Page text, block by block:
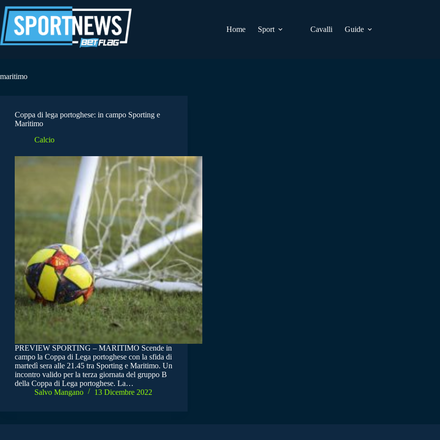
al
contenuto
Home
Sport Cavalli Guide
maritimo
Coppa di lega portoghese: in campo Sporting e
Maritimo
Calcio
PREVIEW SPORTING – MARITIMO Scende in
campo la Coppa di Lega portoghese con la sfida di
martedì sera alle 21.45 tra Sporting e Maritimo. Un
incontro valido per la terza giornata del gruppo B
della Coppa di Lega portoghese. La…
Salvo Mangano
13 Dicembre 2022